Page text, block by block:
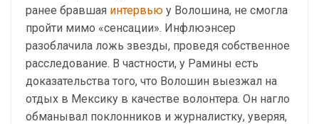
ранее бравшая интервью у Волошина, не смогла
пройти мимо «сенсации». Инфлюэнсер
разоблачила ложь звезды, проведя собственное
расследование. В частности, у Рамины есть
доказательства того, что Волошин выезжал на
отдых в Мексику в качестве волонтера. Он нагло
обманывал поклонников и журналистку, уверяя,